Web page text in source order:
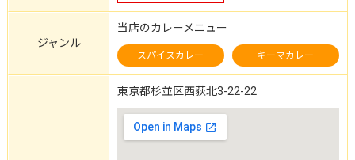
ジャンル
当店のカレーメニュー
スパイスカレー キーマカレー
東京都杉並区西荻北3-22-22